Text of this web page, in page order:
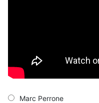
Marc Perrone